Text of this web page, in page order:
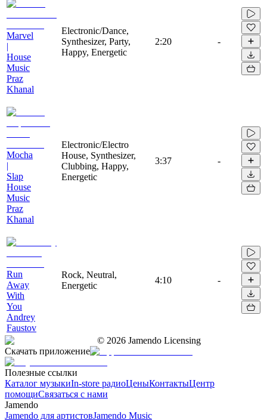
Marvel
|
House
Music
Praz
Khanal
Electronic/Dance,
Synthesizer, Party,
Happy, Energetic
2:20 -
Mocha
|
Slap
House
Music
Praz
Khanal
Electronic/Electro
House, Synthesizer,
Clubbing, Happy,
Energetic
3:37 -
Run
Away
With
You
Andrey
Faustov
Rock, Neutral,
Energetic
4:10 -
© 2026 Jamendo Licensing
Скачать приложение
Полезные ссылки
Каталог музыкиIn-store радиоЦеныКонтактыЦентр
помощиСвязаться с нами
Jamendo
Jamendo для артистовJamendo Music